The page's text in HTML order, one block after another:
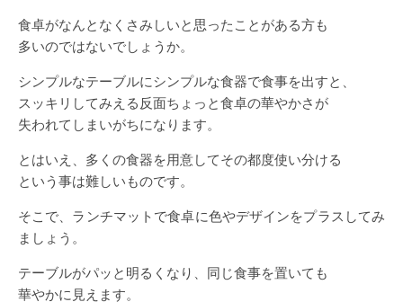
食卓がなんとなくさみしいと思ったことがある方も
多いのではないでしょうか。
シンプルなテーブルにシンプルな食器で食事を出すと、
スッキリしてみえる反面ちょっと食卓の華やかさが
失われてしまいがちになります。
とはいえ、多くの食器を用意してその都度使い分ける
という事は難しいものです。
そこで、ランチマットで食卓に色やデザインをプラスしてみ
ましょう。
テーブルがパッと明るくなり、同じ食事を置いても
華やかに見えます。